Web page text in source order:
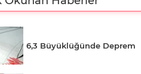
6,3 Büyüklüğünde Deprem